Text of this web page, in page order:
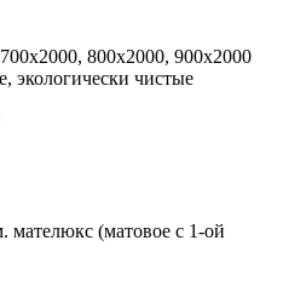
800x2000, 900x2000
экологически чистые
мателюкс (матовое с 1-ой